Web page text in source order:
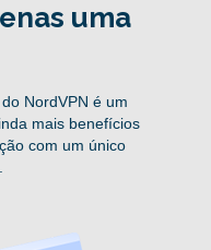
uma
do NordVPN é um
mais benefícios
com um único